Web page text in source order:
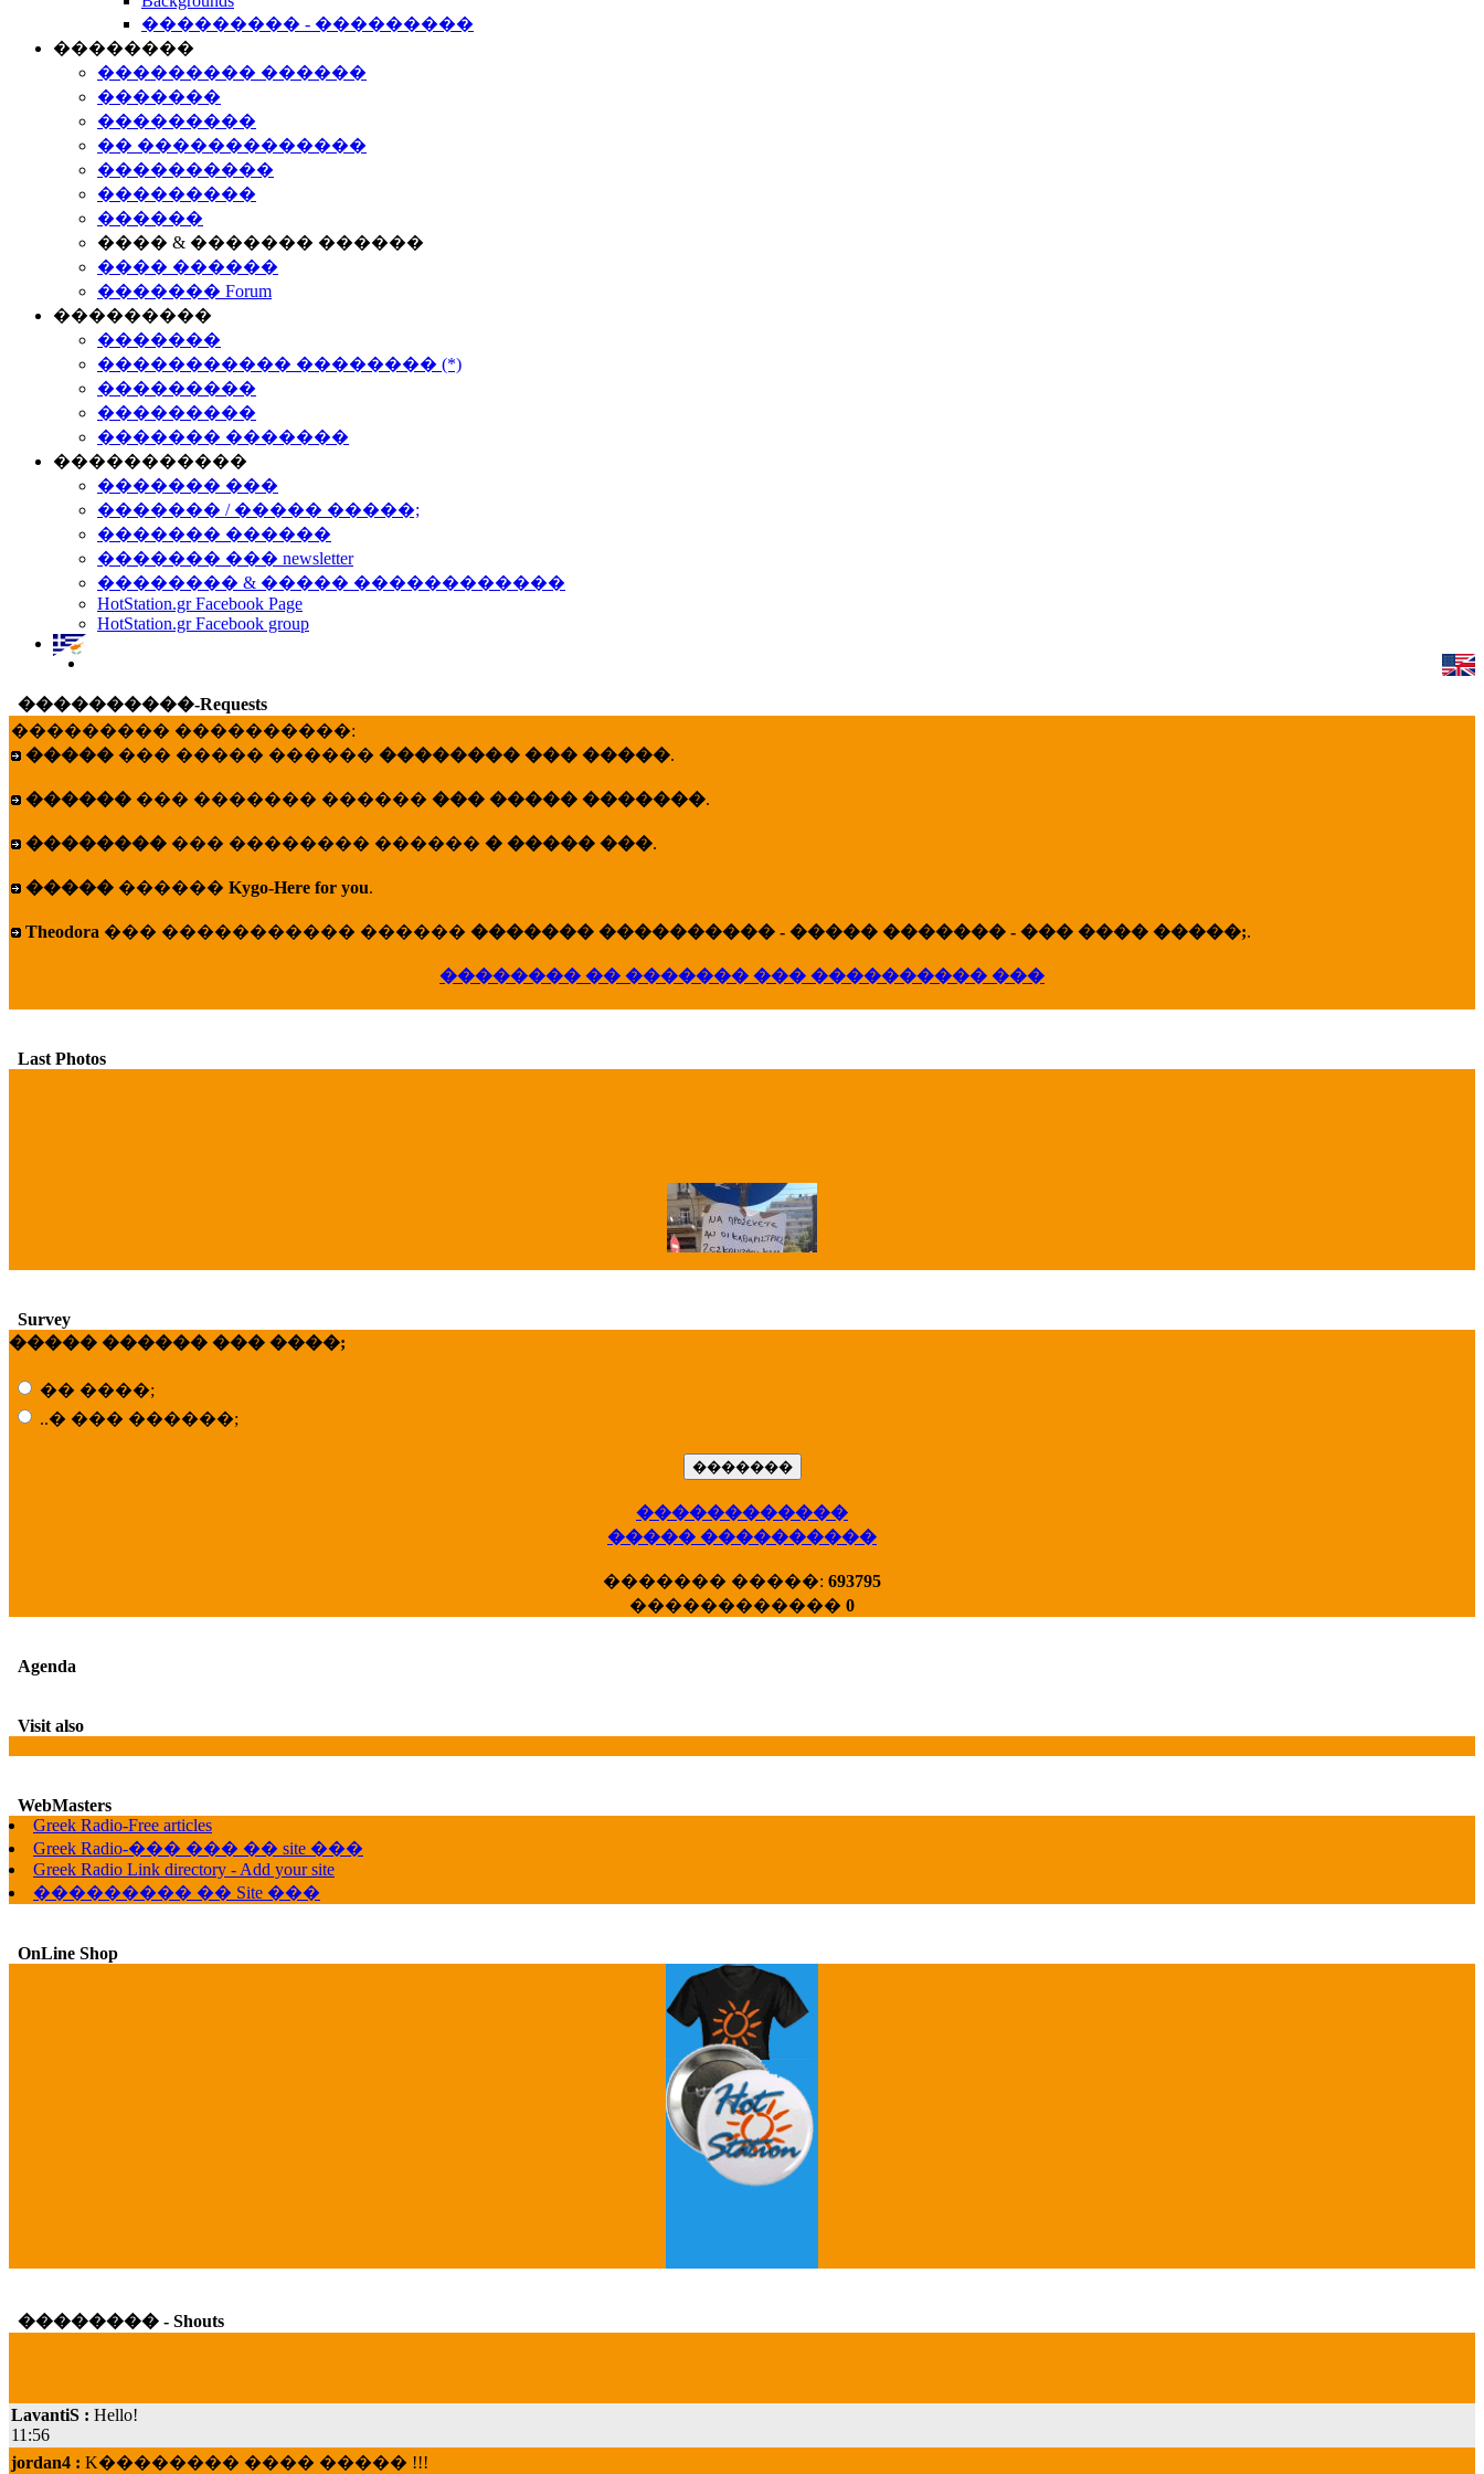
��������� - ���������
��������
��������� ������
�������
���������
�� �������������
����������
���������
������
���� & ������� ������
���� ������
������� Forum
���������
�������
����������� �������� (*)
���������
���������
������� �������
�����������
������� ���
������� / ����� �����;
������� ������
������� ��� newsletter
�������� & ����� ������������
HotStation.gr Facebook Page
HotStation.gr Facebook group
����������-Requests
��������� ����������:
����� ��� ����� ������ �������� ��� �����.
������ ��� ������� ������ ��� ����� �������.
�������� ��� �������� ������ � ����� ���.
����� ������ Kygo-Here for you.
Theodora ��� ����������� ������ ������� ���������� - ����� ������� - ��� ���� �����;.
�������� �� ������� ��� ���������� ���
Last Photos
X�����
����� HotStat
...
Grey's Anatomy
Survey
����� ������ ��� ����;
�� ����;
..� ��� ������;
������������
����� ����������
������� �����: 693795
������������ 0
Agenda
Visit also
WebMasters
Greek Radio-Free articles
Greek Radio-��� ��� �� site ���
Greek Radio Link directory - Add your site
��������� �� Site ���
OnLine Shop
�������� - Shouts
11:56
jordan4 :K�������� ���� ����� !!!
19:45